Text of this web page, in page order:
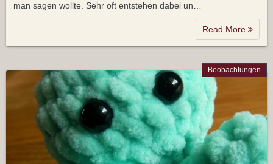
man sagen wollte. Sehr oft entstehen dabei un…
Read More
Beobachtungen